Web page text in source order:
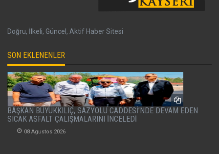
Doğru, İlkeli, Güncel, Aktif Haber Sitesi
SON EKLENENLER
BAŞKAN BÜYÜKKILIÇ, SAZYOLU CADDESİ’NDE DEVAM EDEN
SICAK ASFALT ÇALIŞMALARINI İNCELEDİ
08 Agustos 2026